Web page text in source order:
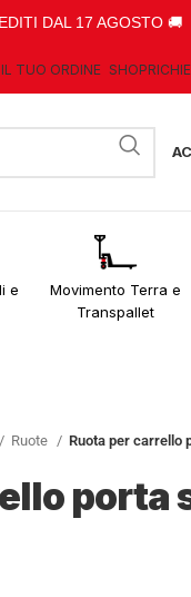
DAL 17 AGOSTO 🚚
TUO ORDINE SHOP
e
Movimento Terra e
Transpallet
Ruote Ruota per carrello
porta